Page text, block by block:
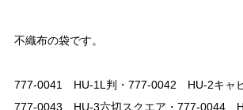
不織布の袋です。
777-0041 HU-1L判・777-0042 HU-2キャ
777-0043 HU-3六切スクエア・777-0044